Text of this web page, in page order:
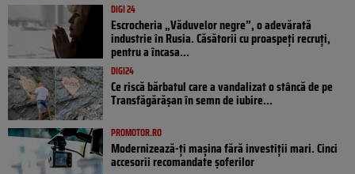
DIGI 24
Escrocheria „Văduvelor negre”, o adevărată
industrie în Rusia. Căsătorii cu proaspeți recruți,
pentru a încasa...
DIGI24
Ce riscă bărbatul care a vandalizat o stâncă de pe
Transfăgărășan în semn de iubire...
PROMOTOR.RO
Modernizează-ți mașina fără investiții mari. Cinci
accesorii recomandate șoferilor